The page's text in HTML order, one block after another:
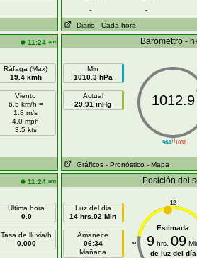
-
-
Diario - Cada hora
11:24 am
Ráfaga (Max)
19.4 kmh
Viento
6.5 km/h =
1.8 m/s
4.0 mph
3.5 kts
Baromettro -
Min
1010.3 hPa
Actual
29.91 inHg
||
964 1036
1012.9
Gráficos - Pronóstico - Mapa
11:24 am
Ultima hora
0.0
Tasa de lluvia/h
0.000
Posición del
Luz del dia
14 hrs.02 Min
Amanece
06:34
Mañana
12
6
Estimada
9hrs. 09
de luz del día